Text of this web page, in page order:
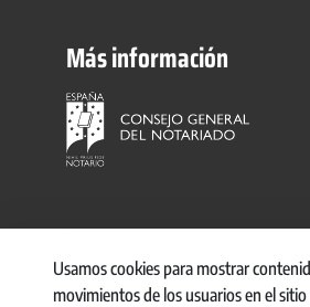
Más información
Usamos cookies para mostrar
movimientos de los usuarios en el